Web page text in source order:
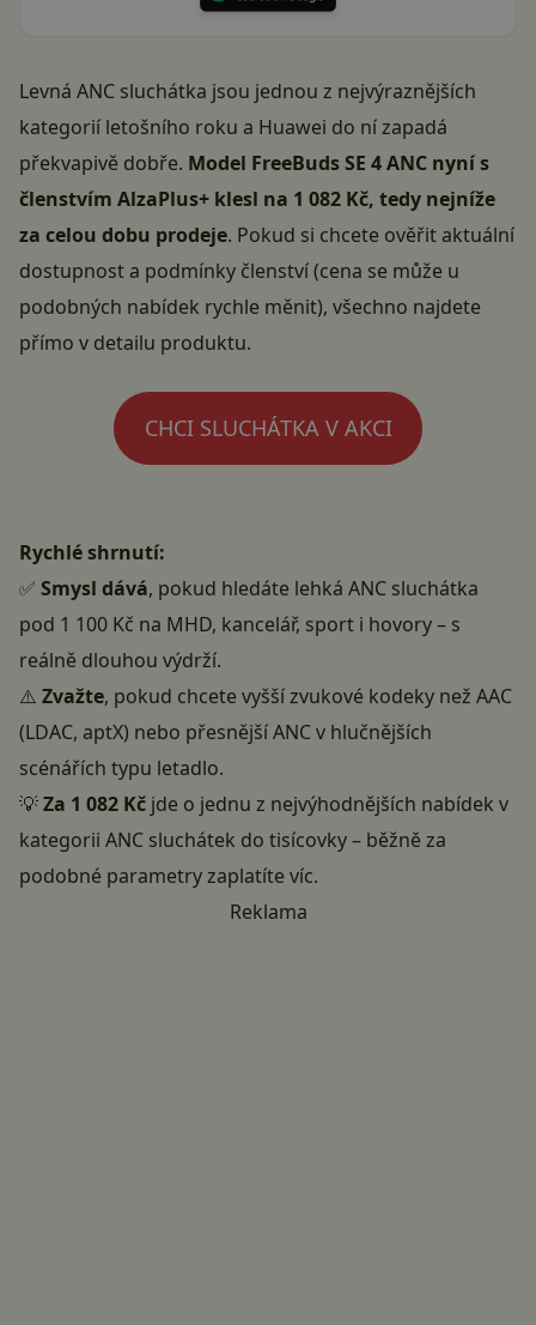
Levná ANC sluchátka jsou jednou z nejvýraznějších
kategorií letošního roku a Huawei do ní zapadá
překvapivě dobře. Model FreeBuds SE 4 ANC nyní s
členstvím AlzaPlus+ klesl na 1 082 Kč, tedy nejníže
za celou dobu prodeje. Pokud si chcete ověřit aktuální
dostupnost a podmínky členství (cena se může u
podobných nabídek rychle měnit), všechno najdete
přímo v detailu produktu.
CHCI SLUCHÁTKA V AKCI
Rychlé shrnutí:
✅ Smysl dává, pokud hledáte lehká ANC sluchátka
pod 1 100 Kč na MHD, kancelář, sport i hovory – s
reálně dlouhou výdrží.
⚠️ Zvažte, pokud chcete vyšší zvukové kodeky než AAC
(LDAC, aptX) nebo přesnější ANC v hlučnějších
scénářích typu letadlo.
💡Za 1 082 Kč jde o jednu z nejvýhodnějších nabídek v
kategorii ANC sluchátek do tisícovky – běžně za
podobné parametry zaplatíte víc.
Reklama